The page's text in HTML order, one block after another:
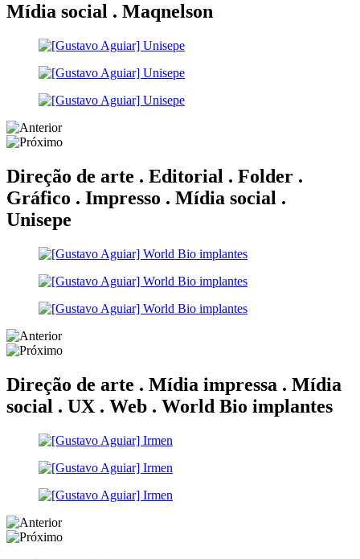
Mídia social . Maqnelson
Direção de arte . Editorial . Folder .
Gráfico . Impresso . Mídia social .
Unisepe
Direção de arte . Mídia impressa . Mídia
social . UX . Web . World Bio implantes